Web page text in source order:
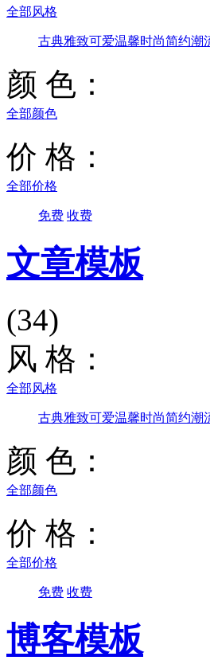
全部风格
古典雅致可爱温馨时尚简约潮
颜 色：
全部颜色
价 格：
全部价格
免费 收费
文章模板
(34)
风 格：
全部风格
古典雅致可爱温馨时尚简约潮
颜 色：
全部颜色
价 格：
全部价格
免费 收费
博客模板